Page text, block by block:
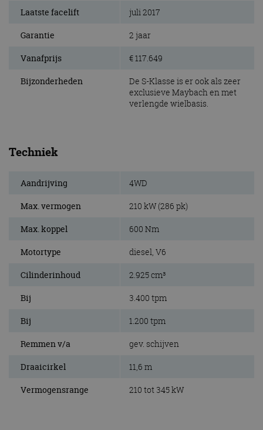
Laatste facelift juli 2017
Garantie 2 jaar
Vanafprijs € 117.649
Bijzonderheden
De S-Klasse is er ook als zeer
exclusieve Maybach en met
verlengde wielbasis.
Techniek
Aandrijving 4WD
Max. vermogen 210 kW (286 pk)
Max. koppel 600 Nm
Motortype diesel, V6
Cilinderinhoud 2.925 cm³
Bij 3.400 tpm
Bij 1.200 tpm
Remmen v/a gev. schijven
Draaicirkel 11,6 m
Vermogensrange 210 tot 345 kW